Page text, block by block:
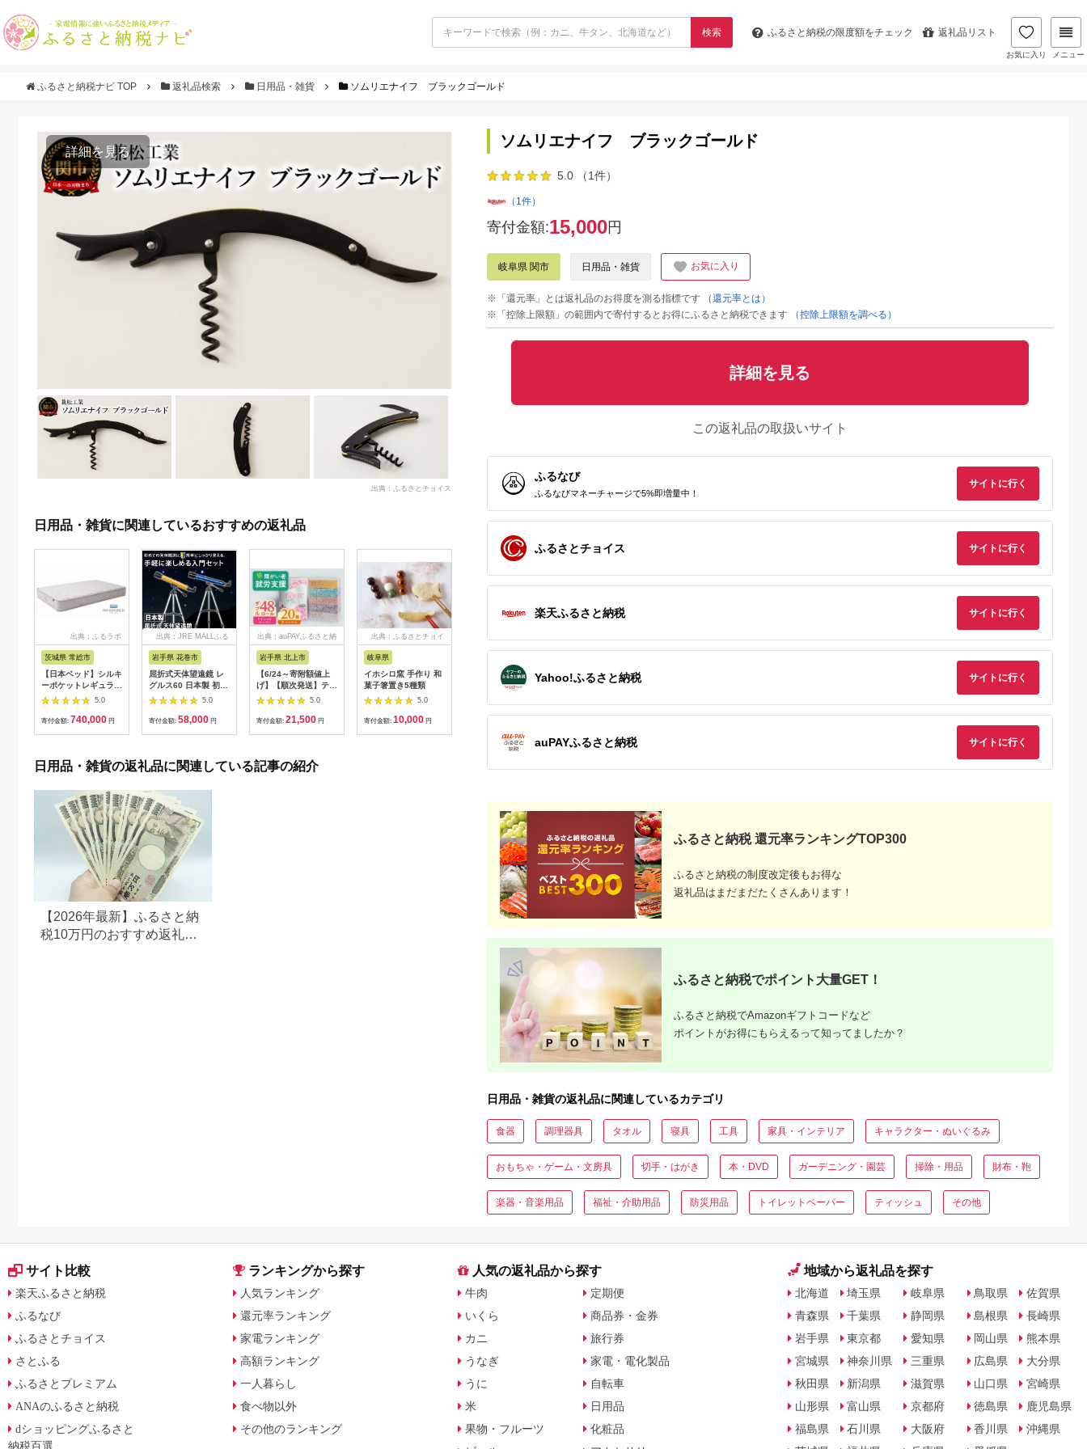
検索 ふるさと納税の限度額をチェック 返礼品リスト
お気に入り メニュー
ふるさと納税ナビ TOP 返礼品検索 日用品・雑貨 ソムリエナイフ ブラックゴールド
詳細を見る
出典：ふるさとチョイス
日用品・雑貨に関連しているおすすめの返礼品
出典：ふるラボ
茨城県 常総市
【日本ベッド】シルキ
ーポケットレギュラー
11334 シングル 日本
ベッド シルキーポケ
ットレギュラー シン
5.0
寄付金額: 740,000 円
出典：JRE MALLふる
岩手県 花巻市
屈折式天体望遠鏡 レ
グルス60 日本製 初心
者用 スマホ撮影 (カラ
ー：オレンジ）
【1835-2】
5.0
寄付金額: 58,000 円
出典：auPAYふるさと納
岩手県 北上市
【6/24～寄附額値上
げ】【順次発送】ティ
ッシュペーパー 20箱
＆ トイレットロール
(ダブル) 48個 福祉施
ィッシュ パルプ
100％ 無香料 1箱
5.0
寄付金額: 21,500 円
出典：ふるさとチョイ
岐阜県
イホシロ窯 手作り 和
菓子箸置き5種類
5.0
寄付金額: 10,000 円
丹後ちりめん はじめ
まして松尾です 巾着
13cm×17cm
日本製 横のび マルチ
ウォーマー (ロング)
(582-3360)
パック 日用品 新生活
バブリーキッチンシャ
ワー [No.715] ／ マイ
クロナノバブル（ファ
インバブル） 洗浄 保
水生活製作所 MIZSEI
H6-135 濃州正宗作
テンレス和包丁 刺身
包丁 210mm
日用品・雑貨の返礼品に関連している記事の紹介
【2026年最新】ふるさと納
税10万円のおすすめ返礼品
ソムリエナイフ ブラックゴールド
5.0 （1件）
（1件）
寄付金額:15,000円
岐阜県 関市 日用品・雑貨 お気に入り
※「還元率」とは返礼品のお得度を測る指標です
（還元率とは）
※「控除上限額」の範囲内で寄付するとお得にふるさと納税できます
（控除上限額を調べる）
詳細を見る
この返礼品の取扱いサイト
ふるなび
ふるなびマネーチャージで5%即増量中！
サイトに行く
ふるさとチョイス サイトに行く
楽天ふるさと納税 サイトに行く
Yahoo!ふるさと納税 サイトに行く
auPAYふるさと納税 サイトに行く
ふるさと納税 還元率ランキングTOP300
ふるさと納税の制度改定後もお得な
返礼品はまだまだたくさんあります！
ふるさと納税でポイント大量GET！
ふるさと納税でAmazonギフトコードなど
ポイントがお得にもらえるって知ってましたか？
日用品・雑貨の返礼品に関連しているカテゴリ
食器 調理器具 タオル 寝具 工具 家具・インテリア キャラクター・ぬいぐるみ
おもちゃ・ゲーム・文房具 切手・はがき 本・DVD ガーデニング・園芸 掃除・用品 財布・鞄
楽器・音楽用品 福祉・介助用品 防災用品 トイレットペーパー ティッシュ その他
サイト比較
楽天ふるさと納税
ふるなび
ふるさとチョイス
さとふる
ふるさとプレミアム
ANAのふるさと納税
dショッピングふるさと
納税百選
ランキングから探す
人気ランキング
還元率ランキング
家電ランキング
高額ランキング
一人暮らし
食べ物以外
その他のランキング
人気の返礼品から探す
牛肉
いくら
カニ
うなぎ
うに
米
果物・フルーツ
定期便
商品券・金券
旅行券
家電・電化製品
自転車
日用品
化粧品
地域から返礼品を探す
北海道
青森県
岩手県
宮城県
秋田県
山形県
福島県
埼玉県
千葉県
東京都
神奈川県
新潟県
富山県
石川県
岐阜県
静岡県
愛知県
三重県
滋賀県
京都府
大阪府
鳥取県
島根県
岡山県
広島県
山口県
徳島県
香川県
佐賀県
長崎県
熊本県
大分県
宮崎県
鹿児島県
沖縄県